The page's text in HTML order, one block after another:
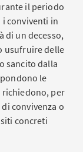
il periodo
conviventi in
di un decesso,
usufruire delle
sancito dalla
le
richiedono, per
convivenza o
concreti